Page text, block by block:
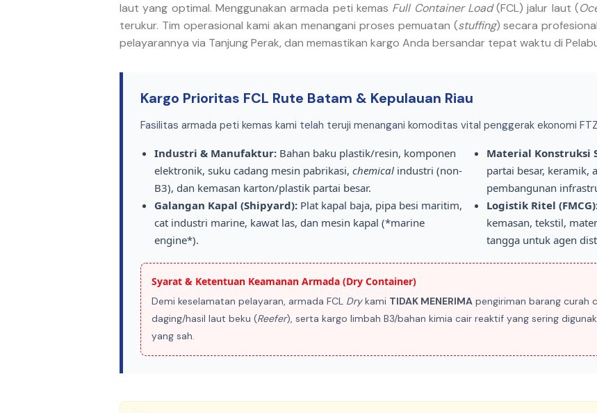
laut yang optimal. Menggunakan armada peti kemas Full Container Load(FCL) jalur laut (
terukur. Tim operasional kami akan menangani proses pemuatan (stuffing) secara
pelayarannya via Tanjung Perak, dan memastikan kargo Anda bersandar tepat waktu di
Kargo Prioritas FCL Rute Batam & Kepulauan Riau
Fasilitas armada peti kemas kami telah teruji menangani komoditas vital penggerak ekonomi
Industri & Manufaktur: Bahan baku plastik/resin, komponen
elektronik, suku cadang mesin pabrikasi, chemical industri (non-
B3), dan kemasan karton/plastik partai besar.
Galangan Kapal (Shipyard): Plat kapal baja, pipa besi maritim,
cat industri marine, kawat las, dan mesin kapal (*marine
engine*).
Material Konstruksi
partai besar, keramik,
pembangunan
Logistik Ritel
kemasan, tekstil,
tangga untuk agen
Syarat & Ketentuan Keamanan Armada (Dry Container)
Demi keselamatan pelayaran, armada FCL Drykami TIDAK MENERIMA pengiriman barang curah
daging/hasil laut beku (Reefer), serta kargo limbah B3/bahan kimia cair reaktif yang sering
yang sah.